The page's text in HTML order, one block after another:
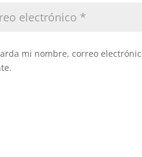
mi nombre, correo